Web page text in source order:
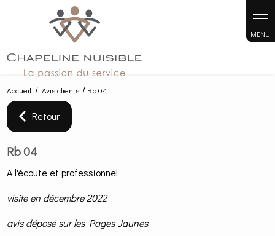
Accueil Avis clients Rb 04
Retour
Rb 04
A l'écoute et professionnel
visite en décembre 2022
avis déposé sur les Pages Jaunes
Panneau de gestion des cookies